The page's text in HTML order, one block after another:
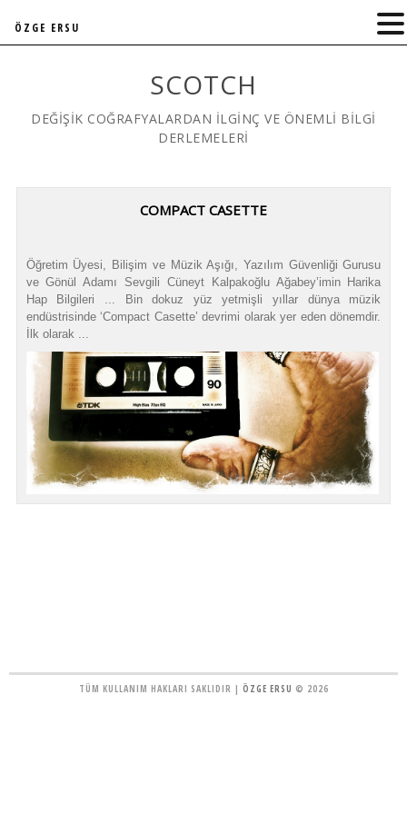
SCOTCH
DEĞİŞİK COĞRAFYALARDAN İLGİNÇ VE ÖNEMLİ BİLGİ
DERLEMELERİ
COMPACT CASETTE
Öğretim Üyesi, Bilişim ve Müzik Aşığı, Yazılım Güvenliği Gurusu
ve Gönül Adamı Sevgili Cüneyt Kalpakoğlu Ağabey’imin Harika
Hap Bilgileri ... Bin dokuz yüz yetmişli yıllar dünya müzik
endüstrisinde ‘Compact Casette’ devrimi olarak yer eden dönemdir.
İlk olarak ...
TÜM KULLANIM HAKLARI SAKLIDIR | ÖZGE ERSU © 2026
ÖZGE ERSU